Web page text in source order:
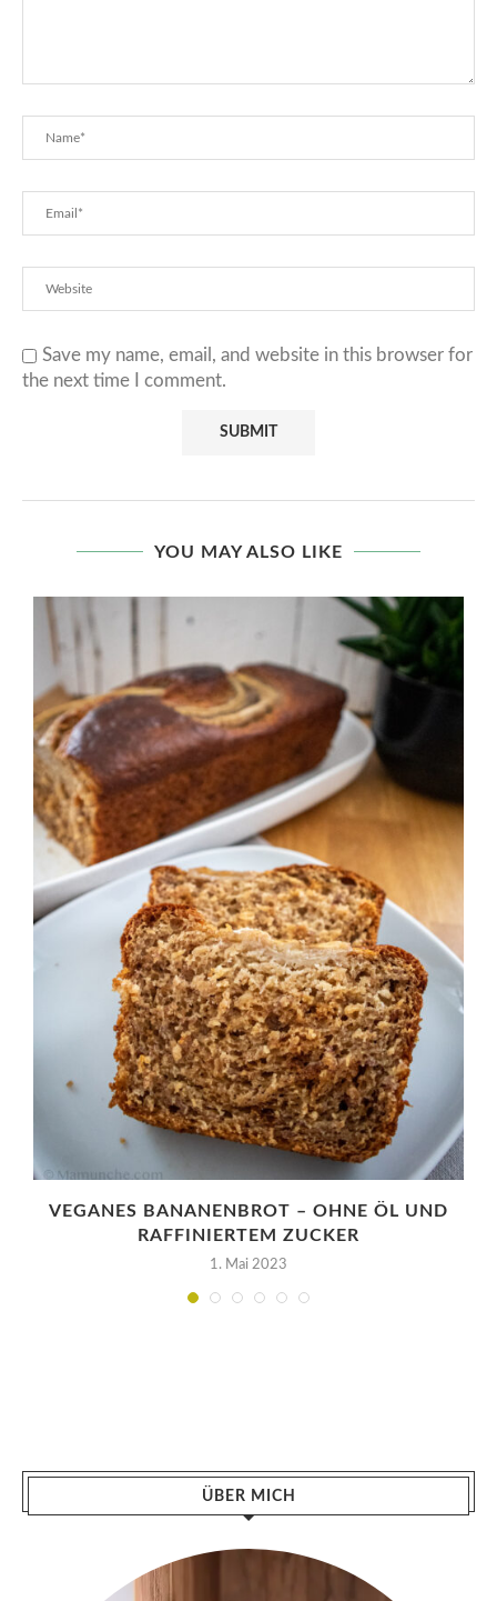
Save my name, email, and website in this browser for
the next time I comment.
YOU MAY ALSO LIKE
VEGANES BANANENBROT – OHNE ÖL UND
RAFFINIERTEM ZUCKER
1. Mai 2023
ÜBER MICH